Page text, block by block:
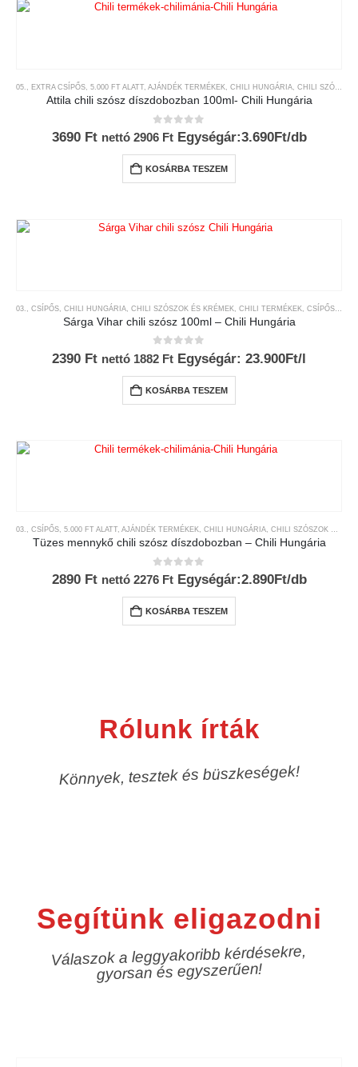
05., EXTRA CSÍPŐS 5.000 FT ALATT AJÁNDÉK TERMÉKEK CHILI HUNGÁRIA CHILI SZÓSZOK ÉS KRÉMEK
Attila chili szósz díszdobozban 100ml- Chili Hungária
0 az 5-ből
3690 Ft nettó 2906 Ft Egységár:3.690Ft/db
KOSÁRBA TESZEM
03., CSÍPŐS CHILI HUNGÁRIA CHILI SZÓSZOK ÉS KRÉMEK CHILI TERMÉKEK CSÍPŐSSÉGI-SKÁLA
Sárga Vihar chili szósz 100ml – Chili Hungária
0 az 5-ből
2390 Ft nettó 1882 Ft Egységár: 23.900Ft/l
KOSÁRBA TESZEM
03., CSÍPŐS, 5.000 FT ALATT, AJÁNDÉK TERMÉKEK, CHILI HUNGÁRIA, CHILI SZÓSZOK ÉS KRÉMEK
Tüzes mennykő chili szósz díszdobozban – Chili Hungária
0 az 5-ből
2890 Ft nettó 2276 Ft Egységár:2.890Ft/db
KOSÁRBA TESZEM
Rólunk írták
Könnyek, tesztek és büszkeségek!
Segítünk eligazodni
Válaszok a leggyakoribb kérdésekre,
gyorsan és egyszerűen!